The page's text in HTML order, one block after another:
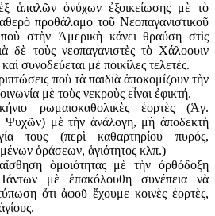
ἁπαλῶν ὀνύχων ἐξοικείωσης μὲ τὸ
προθάλαμο τοῦ Νεοπαγανιστικοῦ
στὴν Ἀμερικὴ κάνει θραύση στὶς
δὲ τοὺς νεοπαγανιστὲς τὸ Χάλοουιν
συνοδεύεται μὲ ποικίλες τελετὲς.
ποὺ τὰ παιδιὰ ἀποκομίζουν τὴν
μὲ τοὺς νεκροὺς εἶναι ἐφικτή.
ρωμαιοκαθολικὲς ἑορτὲς (Ἁγ.
μὲ τὴν ἀνάλογη, μὴ ἀποδεκτὴ
τους (περὶ καθαρτηρίου πυρός,
ὁράσεων, ἁγιότητος κλπ.)
αἴσθηση ὁμοιότητας μὲ τὴν ὀρθόδοξη
μὲ ἐπακόλουθη συνέπεια νὰ
ὅτι ἀφοῦ ἔχουμε κοινὲς ἑορτὲς,